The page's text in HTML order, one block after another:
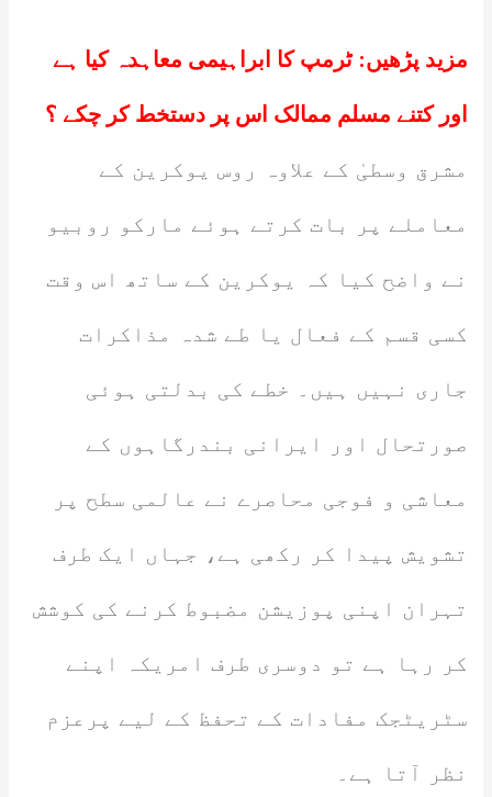
مزید پڑھیں:ٹرمپ کا ابراہیمی معاہدہ کیا ہے
اور کتنے مسلم ممالک اس پر دستخط کر چکے ؟
مشرق وسطیٰ کے علاوہ روس یوکرین کے
معاملے پر بات کرتے ہوئے مارکو روبیو
نے واضح کیا کہ یوکرین کے ساتھ اس وقت
کسی قسم کے فعال یا طے شدہ مذاکرات
جاری نہیں ہیں۔ خطے کی بدلتی ہوئی
صورتحال اور ایرانی بندرگاہوں کے
معاشی و فوجی محاصرے نے عالمی سطح پر
تشویش پیدا کر رکھی ہے، جہاں ایک طرف
تہران اپنی پوزیشن مضبوط کرنے کی کوشش
کر رہا ہے تو دوسری طرف امریکہ اپنے
سٹریٹجک مفادات کے تحفظ کے لیے پرعزم
نظر آتا ہے۔